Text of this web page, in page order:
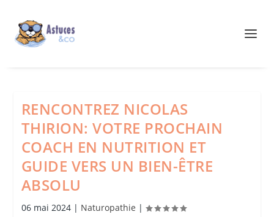
RENCONTREZ NICOLAS
THIRION: VOTRE PROCHAIN
COACH EN NUTRITION ET
GUIDE VERS UN BIEN-ÊTRE
ABSOLU
06 mai 2024| Naturopathie |